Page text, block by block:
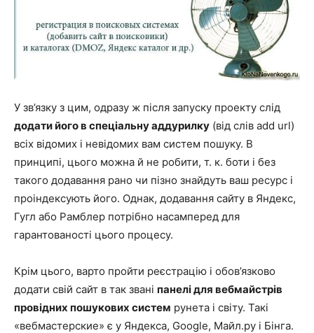
У зв’язку з цим, одразу ж після запуску проекту слід
додати його в спеціальну аддурилку (від слів add url)
всіх відомих і невідомих вам систем пошуку. В
принципі, цього можна й не робити, т. к. боти і без
такого додавання рано чи пізно знайдуть ваш ресурс і
проіндексують його. Однак, додавання сайту в Яндекс,
Гугл або Рамблер потрібно насамперед для
гарантованості цього процесу.
Крім цього, варто пройти реєстрацію і обов’язково
додати свій сайт в так звані панелі для вебмайстрів
провідних пошукових систем рунета і світу. Такі
«вебмастерские» є у Яндекса, Google, Майл.ру і Бінга.